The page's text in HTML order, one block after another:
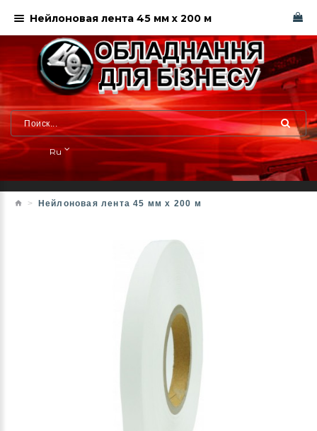
Ru
Нейлоновая лента 45 мм x 200 м
Нейлоновая лента 45 мм x 200 м